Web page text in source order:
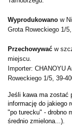
Wyprodukowano w
Grota Roweckiego 1/
Przechowywać w
miejscu.
Importer: CHANOYU
Roweckiego 1/5, 39-
Jeśli kawa ma zostać
informację do jakiego
"po turecku" - drobno
średnio zmielona...).